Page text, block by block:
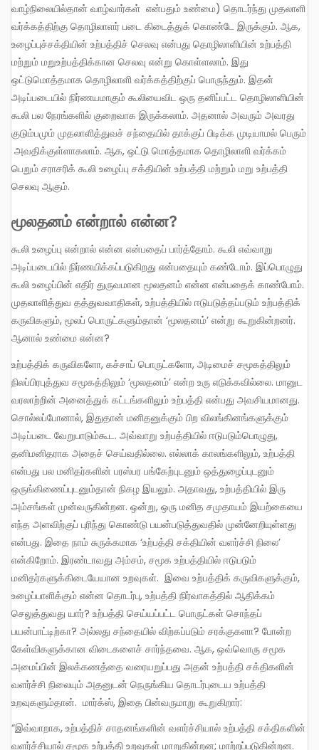
வாழ்நிலையில்தான் வாழ்வார்கள் என்பதும் உண்மை) தொடர்ந்து முதலாளி
வர்க்கத்திற்கு தொழிலாளர் படை கிடைத்துக் கொண்டே இருக்கும். ஆக,
உழைப்புச்சக்தியின் உற்பத்திச் செலவு என்பது தொழிலாளியின் உற்பத்தி
மற்றும் மறுஉற்பத்திக்கான செலவு என்று கொள்ளலாம். இது
ஒட்டுமொத்தமாக தொழிலாளி வர்க்கத்திற்குப் பொருந்தும். இதன்
அடிப்படையில் நிர்ணயமாகும் கூலியைவிட ஒரு தனிப்பட்ட தொழிலாளியின்
கூலி பல நேரங்களில் குறைவாக இருக்கலாம். அதனால் அவரும் அவரது
குடும்பமும் முதலாளித்துவச் சந்தையில் தாக்குப் பிடிக்க முடியாமல் பெரும்
அவதிக்குள்ளாகலாம். ஆக, ஒட்டு மொத்தமாக தொழிலாளி வர்க்கம்
பெறும் சராசரிக் கூலி உழைப்பு சக்தியின் உற்பத்தி மற்றும் மறு உற்பத்தி
செலவு ஆகும்.
மூலதனம் என்றால் என்ன?
கூலி உழைப்பு என்றால் என்ன என்பதைப் பார்த்தோம். கூலி எவ்வாறு
அடிப்படையில் நிர்ணயிக்கப்படுகிறது என்பதையும் கண்டோம். இப்பொழுது
கூலி உழைப்பின் எதிர் துருவமான மூலதனம் என்ன என்பதைக் காண்போம்.
முதலாளித்துவ தத்துவவாதிகள், உற்பத்தியில் ஈடுபடுத்தப்படும் உற்பத்திக்
கருவிகளும், மூலப் பொருட்களும்தான் ‘மூலதனம்’ என்று கூறுகின்றனர்.
ஆனால் உண்மை என்ன?
உற்பத்திக் கருவிகளோ, கச்சாப் பொருட்களோ, அடிமைச் சமூகத்திலும்
நிலப்பிரபுத்துவ சமூகத்திலும் ‘மூலதனம்’ என்ற உரு எடுக்கவில்லை. மானுட
வரலாற்றின் அனைத்துக் கட்டங்களிலும் உற்பத்தி என்பது அவசியமானது.
சொல்லப்போனால், இதுதான் மனிதனுக்கும் பிற விலங்கினங்களுக்கும்
அடிப்படை வேறுபாடும்கூட. அவ்வாறு உற்பத்தியில் ஈடுபடும்பொழுது,
தனிமனிதராக அதைச் செய்வதில்லை. எல்லாக் காலங்களிலும், உற்பத்தி
என்பது பல மனிதர்களின் பரஸ்பர பங்கேற்புடனும் ஒத்துழைப்புடனும்
ஒருங்கிணைப்புடனும்தான் நிகழ இயலும். அதாவது, உற்பத்தியில் இரு
அம்சங்கள் முன்வருகின்றன. ஒன்று, ஒரு மனித சமுதாயம் இயற்கையை
எந்த அளவிற்குப் புரிந்து கொண்டு பயன்படுத்துவதில் முன்னேறியுள்ளது
என்பது. இதை நாம் சுருக்கமாக ‘உற்பத்தி சக்தியின் வளர்ச்சி நிலை’
என்கிறோம். இரண்டாவது அம்சம், சமூக உற்பத்தியில் ஈடுபடும்
மனிதர்களுக்கிடையேயான உறவுகள். இவை உற்பத்திக் கருவிகளுக்கும்,
உழைப்பாளிக்கும் என்ன தொடர்பு, உற்பத்தி நிர்வாகத்தில் ஆதிக்கம்
செலுத்துவது யார்? உற்பத்தி செய்யப்பட்ட பொருட்கள் சொந்தப்
பயன்பாட்டிற்கா? அல்லது சந்தையில் விற்கப்படும் சரக்குகளா? போன்ற
கேள்விகளுக்கான விடைகளைச் சார்ந்தவை. ஆக, ஒவ்வொரு சமூக
அமைப்பின் இலக்கணத்தை வரையறுப்பது அதன் உற்பத்தி சக்திகளின்
வளர்ச்சி நிலையும் அதனுடன் நெருங்கிய தொடர்புடைய உற்பத்தி
உறவுகளும்தான். மார்க்ஸ், இதை பின்வருமாறு கூறுகிறார்:
“இவ்வாறாக, உற்பத்திச் சாதனங்களின் வளர்ச்சியால் உற்பத்தி சக்திகளின்
வளர்ச்சியால் சமூக உற்பத்தி உறவுகள் மாறுகின்றன; மாற்றப்படுகின்றன.